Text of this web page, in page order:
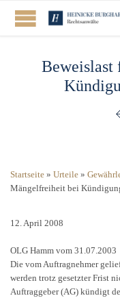
Beweislast
Startseite » Urteile »
Mängelfreiheit bei
12. April 2008
OLG Hamm vom
Die vom Auftragnehmer
werden trotz gesetzter Frist
Auftraggeber (AG) kündigt